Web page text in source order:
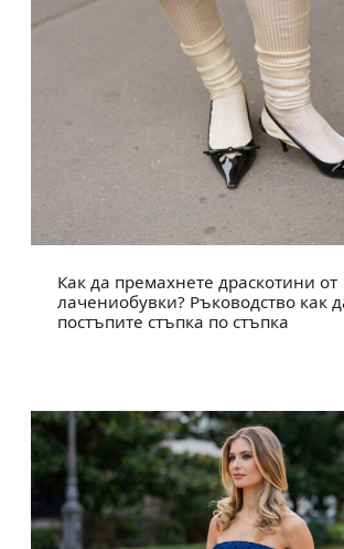
Как да премахнете драскотини от
лачениобувки? Ръководство как
постъпите стъпка по стъпка